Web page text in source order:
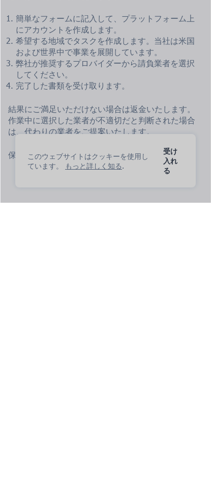
このウェブサイトはクッキーを使用し
ています。
もっと詳しく知る.
受け
入れ
る
簡単なフォームに記入して、プラットフォーム上
にアカウントを作成します。
希望する地域でタスクを作成します。当社は米国
および世界中で事業を展開しています。
弊社が推奨するプロバイダーから請負業者を選択
してください。
完了した書類を受け取ります。
結果にご満足いただけない場合は返金いたします。
作業中に選択した業者が不適切だと判断された場合
は、代わりの業者をご提案いたします。
保護を開始するには AIアシスタント 今すぐ！